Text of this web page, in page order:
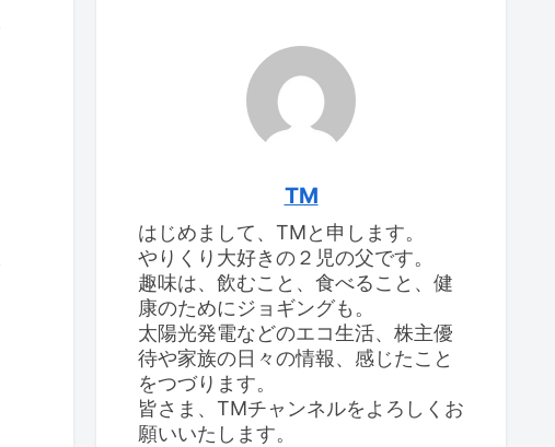
TM
はじめまして、TMと申します。
やりくり大好きの２児の父です。
趣味は、飲むこと、食べること、健
康のためにジョギングも。
太陽光発電などのエコ生活、株主優
待や家族の日々の情報、感じたこと
をつづります。
皆さま、TMチャンネルをよろしくお
願いいたします。